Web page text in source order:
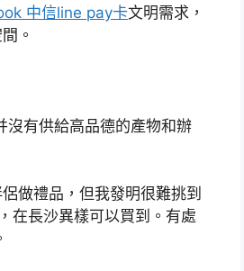
中信line pay卡文明需求，
。
沒有供給高品德的產物和辦
做禮品，但我發明很難挑到
在長沙異樣可以買到。有處